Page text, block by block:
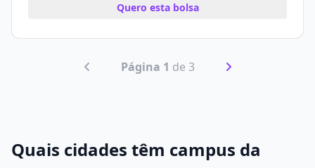
Quero esta bolsa
Página 1 de 3
Quais cidades têm campus da